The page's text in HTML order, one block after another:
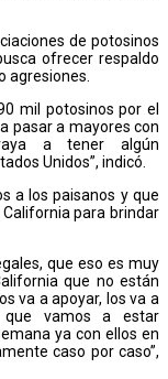
de potosinos
ofrecer respaldo
agresiones.
mil potosinos por el
pasar a mayores con
a tener algún
Unidos”, indicó.
a los paisanos y que
para brindar
que eso es muy
que no están
va a apoyar, los va a
vamos a estar
ya con ellos en
caso por caso”,